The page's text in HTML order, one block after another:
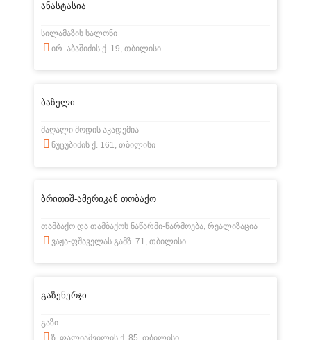
ანასტასია
სილამაზის სალონი
ირ. აბაშიძის ქ. 19, თბილისი
ბაზელი
მაღალი მოდის აკადემია
ნუცუბიძის ქ. 161, თბილისი
ბრითიშ-ამერიკან თობაქო
თამბაქო და თამბაქოს ნაწარმი-წარმოება, რეალიზაცია
ვაჟა-ფშაველას გამზ. 71, თბილისი
გაზენერჯი
გაზი
ზ. ფალიაშვილის ქ. 85, თბილისი